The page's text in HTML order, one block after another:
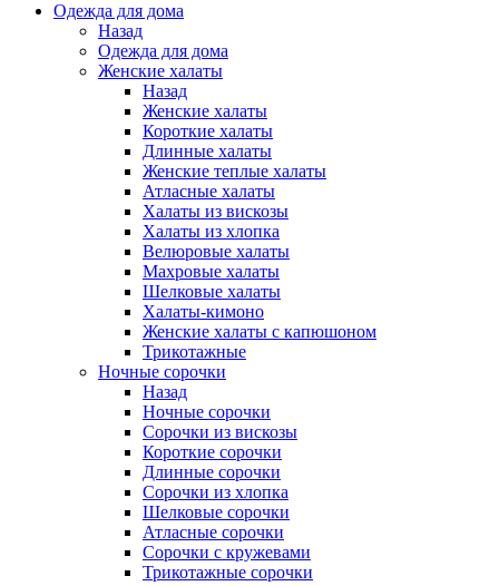
Одежда для дома
Назад
Одежда для дома
Женские халаты
Назад
Женские халаты
Короткие халаты
Длинные халаты
Женские теплые халаты
Атласные халаты
Халаты из вискозы
Халаты из хлопка
Велюровые халаты
Махровые халаты
Шелковые халаты
Халаты-кимоно
Женские халаты с капюшоном
Трикотажные
Ночные сорочки
Назад
Ночные сорочки
Сорочки из вискозы
Короткие сорочки
Длинные сорочки
Сорочки из хлопка
Шелковые сорочки
Атласные сорочки
Сорочки с кружевами
Трикотажные сорочки